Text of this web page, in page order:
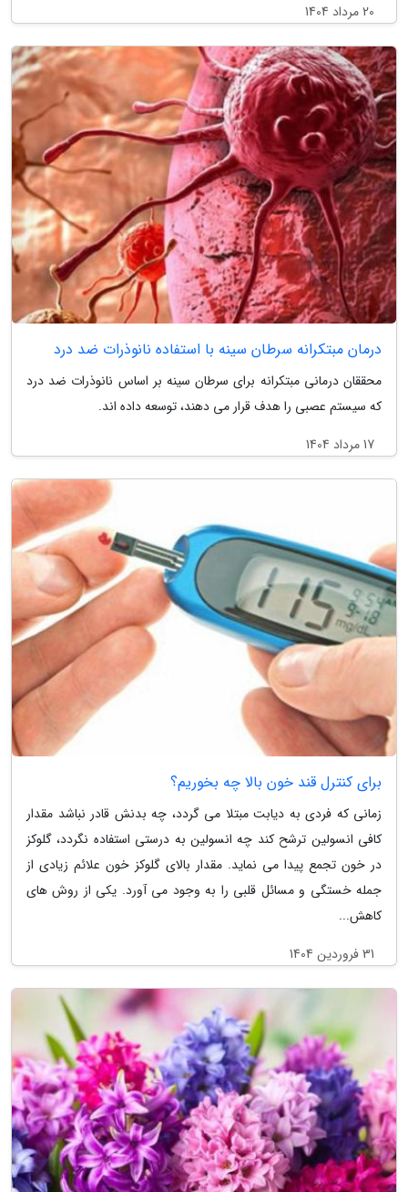
20 مرداد 1404
درمان مبتکرانه سرطان سینه با استفاده نانوذرات ضد درد
محققان درمانی مبتکرانه برای سرطان سینه بر اساس نانوذرات ضد درد
که سیستم عصبی را هدف قرار می دهند، توسعه داده اند.
17 مرداد 1404
برای کنترل قند خون بالا چه بخوریم؟
زمانی که فردی به دیابت مبتلا می گردد، چه بدنش قادر نباشد مقدار
کافی انسولین ترشح کند چه انسولین به درستی استفاده نگردد، گلوکز
در خون تجمع پیدا می نماید. مقدار بالای گلوکز خون علائم زیادی از
جمله خستگی و مسائل قلبی را به وجود می آورد. یکی از روش های
کاهش...
31 فروردین 1404